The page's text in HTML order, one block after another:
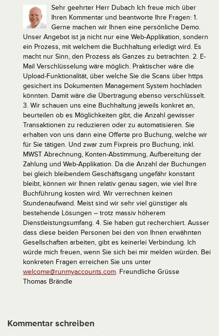
Sehr geehrter Herr Dubach Ich freue mich über
Ihren Kommentar und beantworte Ihre Fragen: 1.
Gerne machen wir Ihnen eine persönliche Demo.
Unser Angebot ist ja nicht nur eine Web-Applikation, sondern
ein Prozess, mit welchem die Buchhaltung erledigt wird. Es
macht nur Sinn, den Prozess als Ganzes zu betrachten. 2. E-
Mail Verschlüsselung wäre möglich. Praktischer wäre die
Upload-Funktionalität, über welche Sie die Scans über https
gesichert ins Dokumenten Management System hochladen
könnten. Damit wäre die Übertragung ebenso verschlüsselt.
3. Wir schauen uns eine Buchhaltung jeweils konkret an,
beurteilen ob es Möglichkeiten gibt, die Anzahl gewisser
Transaktionen zu reduzieren oder zu automatisieren. Sie
erhalten von uns dann eine Offerte pro Buchung, welche wir
für Sie tätigen. Und zwar zum Fixpreis pro Buchung, inkl.
MWST Abrechnung, Konten-Abstimmung, Aufbereitung der
Zahlung und Web-Applikation. Da die Anzahl der Buchungen
bei gleich bleibendem Geschäftsgang ungefähr konstant
bleibt, können wir Ihnen relativ genau sagen, wie viel Ihre
Buchführung kosten wird. Wir verrechnen keinen
Stundenaufwand. Meist sind wir sehr viel günstiger als
bestehende Lösungen – trotz massiv höherem
Dienstleistungsumfang. 4. Sie haben gut recherchiert. Ausser
dass diese beiden Personen bei den von Ihnen erwähnten
Gesellschaften arbeiten, gibt es keinerlei Verbindung. Ich
würde mich freuen, wenn Sie sich bei mir melden würden. Bei
konkreten Fragen erreichen Sie uns unter
welcome@runmyaccounts.com. Freundliche Grüsse
Thomas Brändle
Kommentar schreiben